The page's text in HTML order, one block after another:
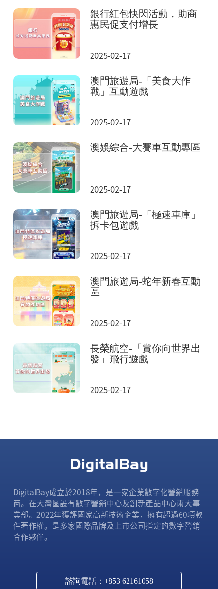
銀行紅包快閃活動，助商
惠民促支付增長
2025-02-17
澳門旅遊局-「美食大作
戰」互動遊戲
2025-02-17
澳娛綜合-大賽車互動專區
2025-02-17
澳門旅遊局-「極速車庫」
拆卡包遊戲
2025-02-17
澳門旅遊局-蛇年新春互動
區
2025-02-17
長榮航空-「賞你向世界出
發」飛行遊戲
2025-02-17
DigitalBay成立於2018年，是一家企業數字化營銷服務
商。在大灣區設有數字營銷中心及創新產品中心兩大事
業部。2022年獲評國家高新技術企業，擁有超過60項軟
件著作權。是多家國際品牌及上市公司指定的數字營銷
合作夥伴。
諮詢電話：+853 62161058